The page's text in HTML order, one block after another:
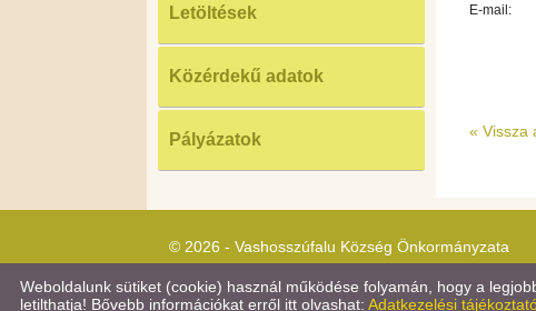
Letöltések
Közérdekű adatok
Pályázatok
E-mail:
« Vissza
© 2026 - Vashosszúfalu Község Önkormányzata
Weboldalunk sütiket (cookie) használ működése folyamán, hogy a
letilthatja! Bővebb információkat erről itt olvashat: Adatkezelési